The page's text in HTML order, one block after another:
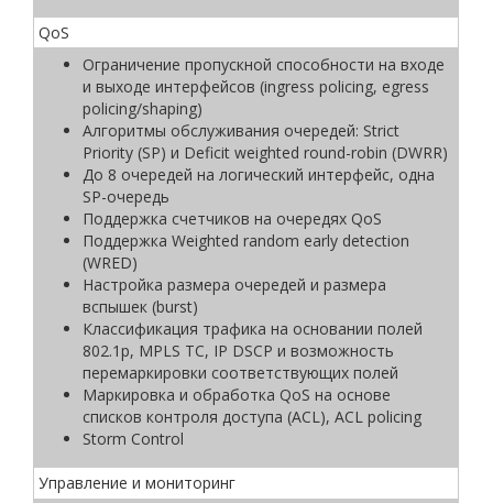
QoS
Ограничение пропускной способности на входе
и выходе интерфейсов (ingress policing, egress
policing/shaping)
Алгоритмы обслуживания очередей: Strict
Priority (SP) и Deficit weighted round-robin (DWRR)
До 8 очередей на логический интерфейс, одна
SP-очередь
Поддержка счетчиков на очередях QoS
Поддержка Weighted random early detection
(WRED)
Настройка размера очередей и размера
вспышек (burst)
Классификация трафика на основании полей
802.1p, MPLS TC, IP DSCP и возможность
перемаркировки соответствующих полей
Маркировка и обработка QoS на основе
списков контроля доступа (ACL), ACL policing
Storm Control
Управление и мониторинг